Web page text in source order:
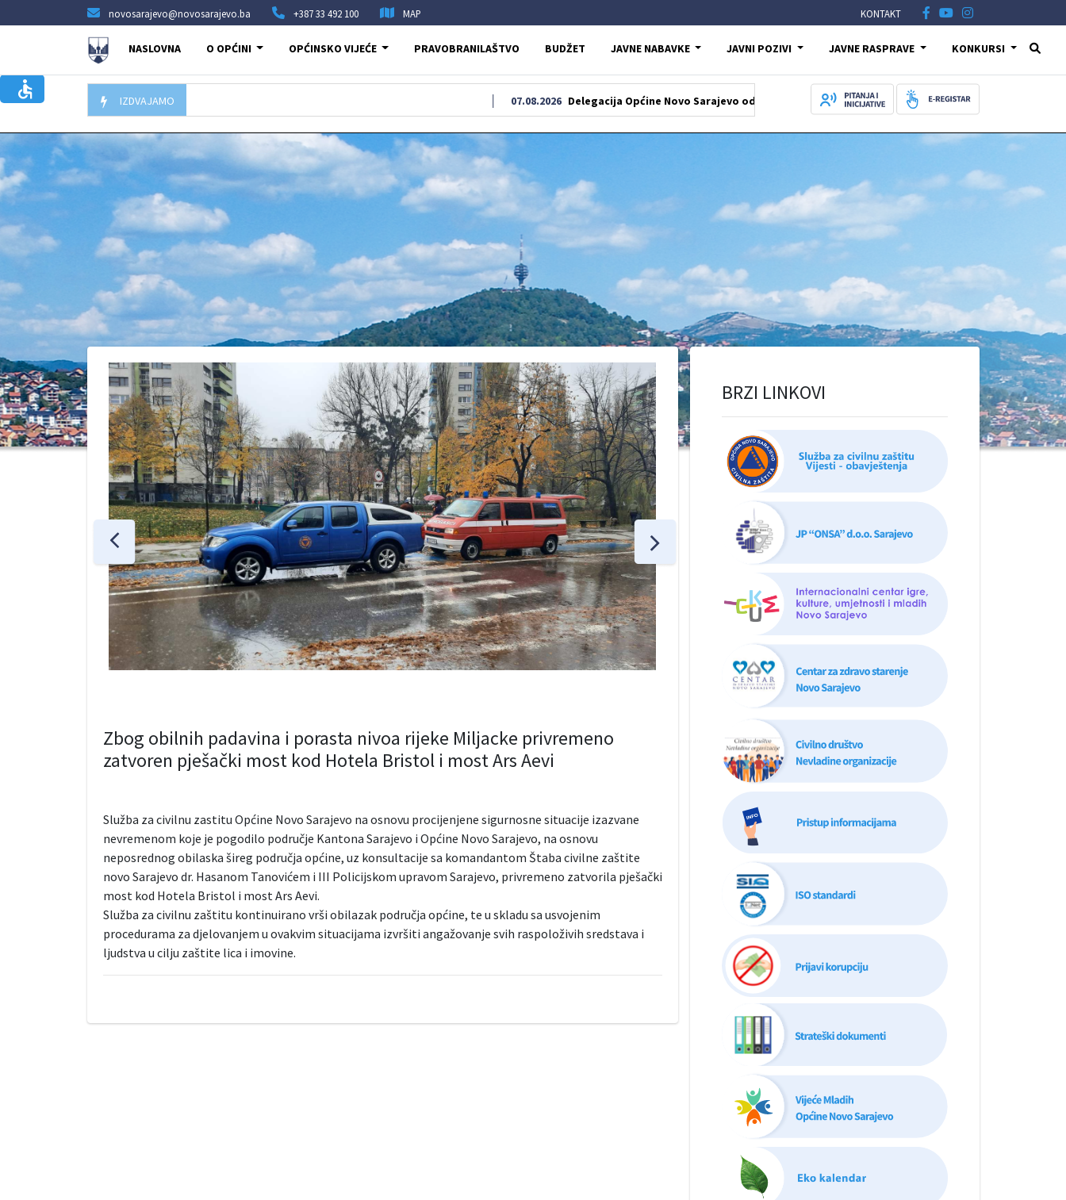
novosarajevo@novosarajevo.ba +387 33 492 100 MAP KONTAKT
NASLOVNA O OPĆINI OPĆINSKO VIJEĆE PRAVOBRANILAŠTVO BUDŽET JAVNE NABAVKE JAVNI POZIVI JAVNE RASPRAVE KONKURSI
IZDVAJAMO Delegacija Općine Novo Sarajevo odala počast šehidima i poginulim borcima na Igmanu
Zbog obilnih padavina i porasta nivoa rijeke Miljacke privremeno
zatvoren pješački most kod Hotela Bristol i most Ars Aevi
Služba za civilnu zastitu Općine Novo Sarajevo na osnovu procijenjene sigurnosne situacije izazvane
nevremenom koje je pogodilo područje Kantona Sarajevo i Općine Novo Sarajevo, na osnovu
neposrednog obilaska šireg područja općine, uz konsultacije sa komandantom Štaba civilne zaštite
novo Sarajevo dr. Hasanom Tanovićem i III Policijskom upravom Sarajevo, privremeno zatvorila pješački
most kod Hotela Bristol i most Ars Aevi.
Služba za civilnu zaštitu kontinuirano vrši obilazak područja općine, te u skladu sa usvojenim
procedurama za djelovanjem u ovakvim situacijama izvršiti angažovanje svih raspoloživih sredstava i
ljudstva u cilju zaštite lica i imovine.
BRZI LINKOVI